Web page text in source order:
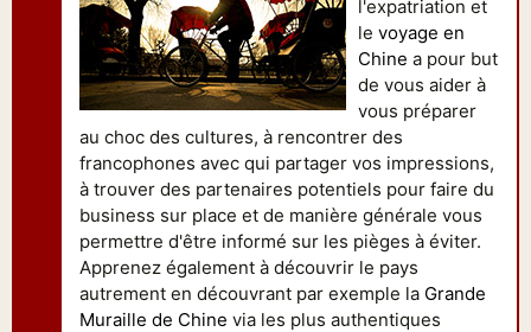
l'expatriation et
le voyage en
Chine a pour but
de vous aider à
vous préparer
au choc des cultures, à rencontrer des
francophones avec qui partager vos impressions,
à trouver des partenaires potentiels pour faire du
business sur place et de manière générale vous
permettre d'être informé sur les pièges à éviter.
Apprenez également à découvrir le pays
autrement en découvrant par exemple la Grande
Muraille de Chine via les plus authentiques